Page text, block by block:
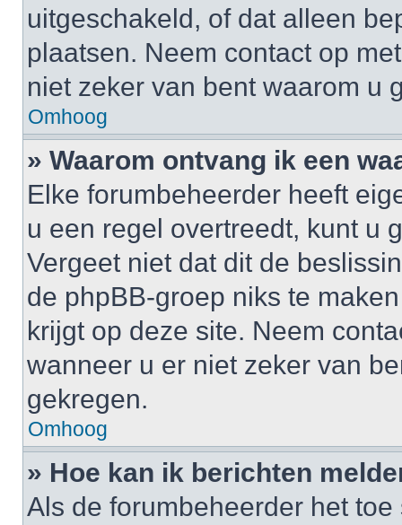
uitgeschakeld, of dat alleen
plaatsen. Neem contact op
niet zeker van bent waarom u
Omhoog
» Waarom ontvang ik een
Elke forumbeheerder heeft
u een regel overtreedt, kunt u
Vergeet niet dat dit de
de phpBB-groep niks te
krijgt op deze site. Neem
wanneer u er niet zeker van
gekregen.
Omhoog
» Hoe kan ik berichten
Als de forumbeheerder het